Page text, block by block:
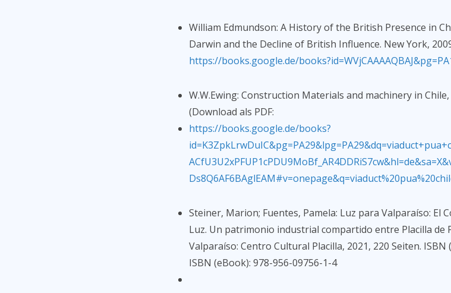
William Edmundson: A History of the British Presence in
Darwin and the Decline of British Influence. New York,
https://books.google.de/
W.W.Ewing: Construction Materials and machinery in
(Download als PDF:
https://books.google.de/books?
Steiner, Marion; Fuentes, Pamela: Luz para Valparaíso: El
Luz. Un patrimonio industrial compartido entre Placilla de
Valparaíso: Centro Cultural Placilla, 2021, 220 Seiten.
ISBN (eBook): 978-956-09756-1-4